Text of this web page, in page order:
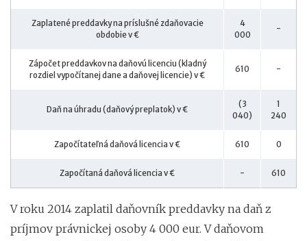
Zaplatené preddavky na príslušné zdaňovacie
obdobie v €
4
000
-
Zápočet preddavkov na daňovú licenciu (kladný
rozdiel vypočítanej dane a daňovej licencie) v €
610 -
Daň na úhradu (daňový preplatok) v €
(3
040)
1
240
Započítateľná daňová licencia v € 610 0
Započítaná daňová licencia v € - 610
V roku 2014 zaplatil daňovník preddavky na daň z
príjmov právnickej osoby 4 000 eur. V daňovom